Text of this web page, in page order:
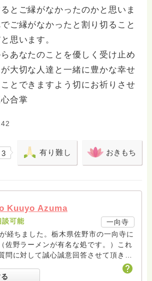
とご縁がなかったのかと思いま
ご縁がなかったと割り切ること
思います。
あなたのことを優しく受け止め
大切な人達と一緒に豊かな幸せ
とできますよう切にお祈りさせ
合掌
3 有り難し おきもち
Kuuyo Azuma
談可能
一向寺
経ちました。栃木県佐野市の一向寺に
佐野ラーメンが有名な処です。）これ
問に対して誠心誠意回答させて頂きた
だまだ修行中の身ですので至らぬ点あ
すが共に精進して参りましょうね。お